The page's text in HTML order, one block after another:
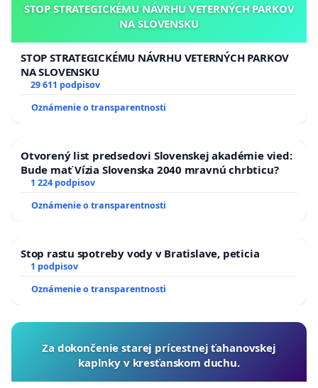
STOP STRATEGICKÉMU NÁVRHU VETERNÝCH PARKOV
NA SLOVENSKU
STOP STRATEGICKÉMU NÁVRHU VETERNÝCH PARKOV
NA SLOVENSKU
29 611 podpisov
Oznámenie o transparentnosti
Otvorený list predsedovi Slovenskej akadémie vied:
Bude mať Vízia Slovenska 2040 mravnú chrbticu?
1 224 podpisov
Oznámenie o transparentnosti
Stop rastu spotreby vody v Bratislave, peticia
1 podpisov
Oznámenie o transparentnosti
Za dokončenie starej prícestnej ťahanovskej
kaplnky v kresťanskom duchu.